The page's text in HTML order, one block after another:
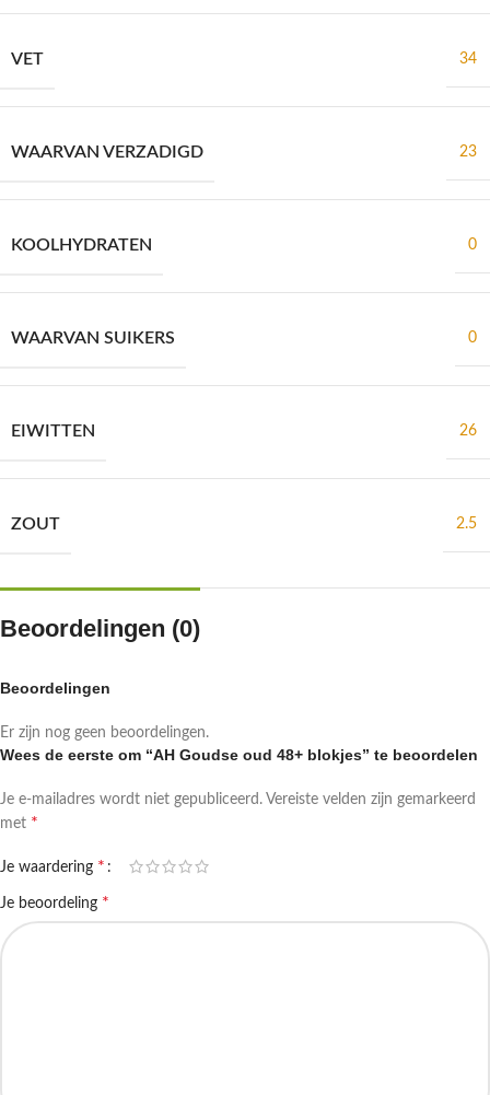
VET 34
WAARVAN VERZADIGD 23
KOOLHYDRATEN 0
WAARVAN SUIKERS 0
EIWITTEN 26
ZOUT 2.5
Beoordelingen (0)
Beoordelingen
Er zijn nog geen beoordelingen.
Wees de eerste om “AH Goudse oud 48+ blokjes” te beoordelen
Je e-mailadres wordt niet gepubliceerd. Vereiste velden zijn gemarkeerd
met *
Je waardering *
Je beoordeling *